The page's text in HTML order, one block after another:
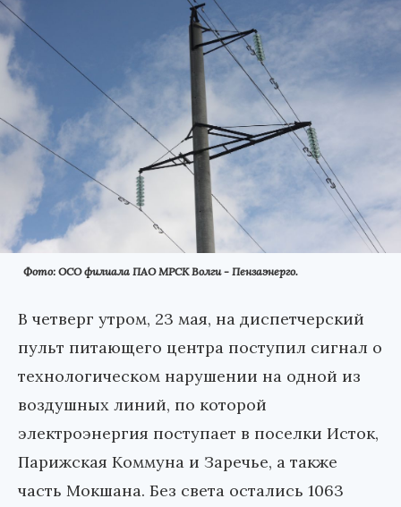
Фото: ОСО филиала ПАО МРСК Волги - Пензаэнерго.
В четверг утром, 23 мая, на диспетчерский
пульт питающего центра поступил сигнал о
технологическом нарушении на одной из
воздушных линий, по которой
электроэнергия поступает в поселки Исток,
Парижская Коммуна и Заречье, а также
часть Мокшана. Без света остались 1063